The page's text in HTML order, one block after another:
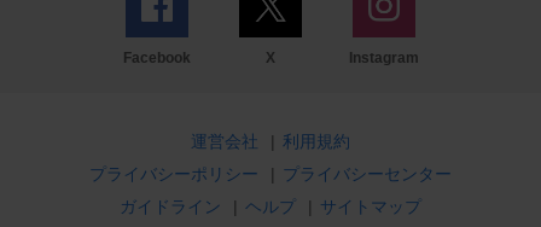
Facebook X Instagram
運営会社 | 利用規約
プライバシーポリシー
| プライバシーセンター
ガイドライン
| ヘルプ | サイトマップ